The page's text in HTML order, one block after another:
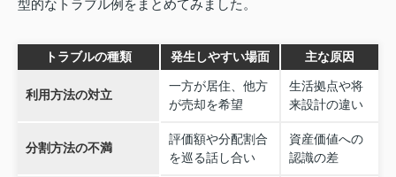
型的なトラブル例をまとめてみました。
トラブルの種類 発生しやすい場面 主な原因
利用方法の対立
一方が居住、他方
が売却を希望
生活拠点や将
来設計の違い
分割方法の不満
評価額や分配割合
を巡る話し合い
資産価値への
認識の差